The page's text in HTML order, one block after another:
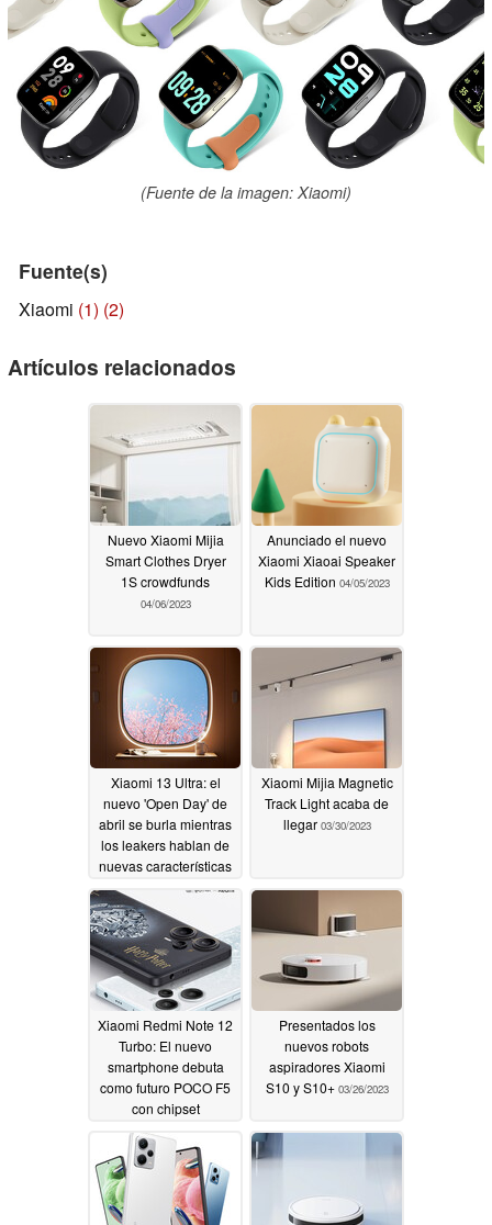
(Fuente de la imagen: Xiaomi)
Fuente(s)
Xiaomi (1) (2)
Artículos relacionados
Nuevo Xiaomi Mijia
Smart Clothes Dryer
1S crowdfunds
04/06/2023
Anunciado el nuevo
Xiaomi Xiaoai Speaker
Kids Edition 04/05/2023
Xiaomi 13 Ultra: el
nuevo 'Open Day' de
abril se burla mientras
los leakers hablan de
nuevas características
para el futuro
smartphone insignia
04/01/2023
Xiaomi Mijia Magnetic
Track Light acaba de
llegar 03/30/2023
Xiaomi Redmi Note 12
Turbo: El nuevo
smartphone debuta
como futuro POCO F5
con chipset
Snapdragon 7 Plus
Gen 2 a bajo precio
03/29/2023
Presentados los
nuevos robots
aspiradores Xiaomi
S10 y S10+ 03/26/2023